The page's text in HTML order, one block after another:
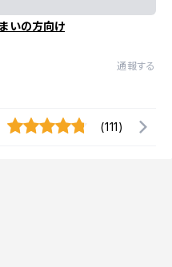
いの方向け
通報する
(111)